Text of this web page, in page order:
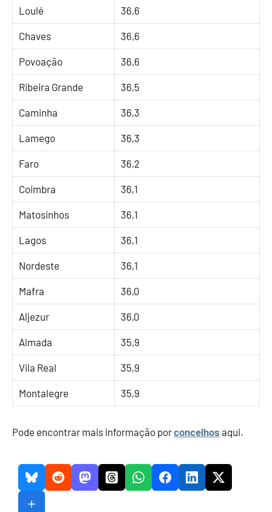
Loulé 36,6
Chaves 36,6
Povoação 36,6
Ribeira Grande 36,5
Caminha 36,3
Lamego 36,3
Faro 36,2
Coimbra 36,1
Matosinhos 36,1
Lagos 36,1
Nordeste 36,1
Mafra 36,0
Aljezur 36,0
Almada 35,9
Vila Real 35,9
Montalegre 35,9
Pode encontrar mais informação porconcelhos aqui.